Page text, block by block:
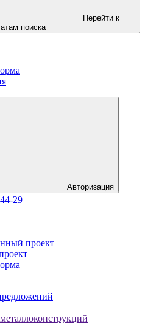
Перейти к
поиска
Авторизация
29
проект